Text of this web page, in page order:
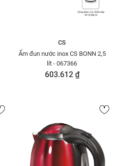
CS
Ấm đun nước inox CS BONN 2,5
lít - 067366
603.612 ₫